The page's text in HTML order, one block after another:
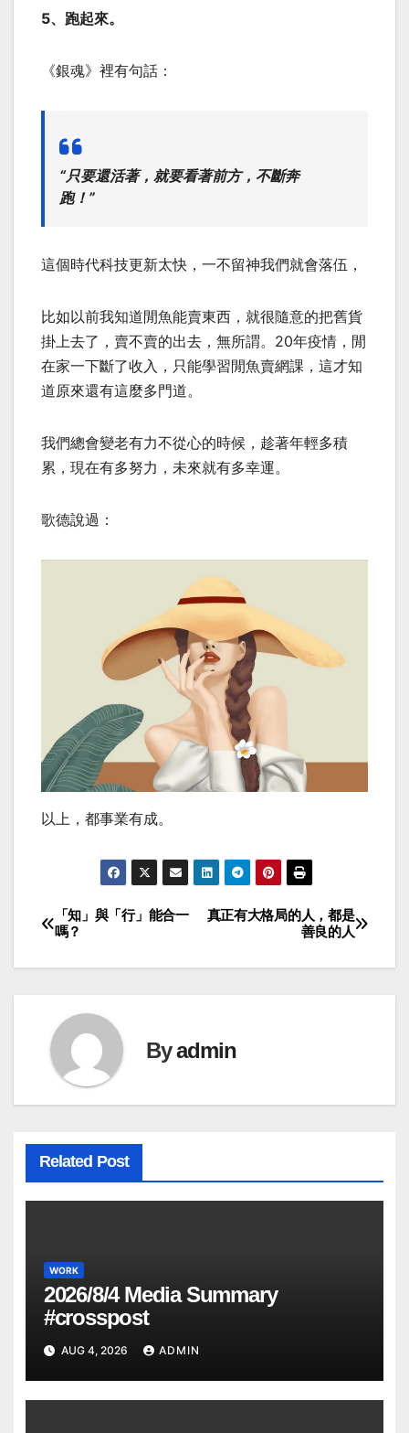
5、跑起來。
《銀魂》裡有句話：
“只要還活著，就要看著前方，不斷奔
跑！”
這個時代科技更新太快，一不留神我們就會落伍，
比如以前我知道閒魚能賣東西，就很隨意的把舊貨
掛上去了，賣不賣的出去，無所謂。20年疫情，閒
在家一下斷了收入，只能學習閒魚賣網課，這才知
道原來還有這麼多門道。
我們總會變老有力不從心的時候，趁著年輕多積
累，現在有多努力，未來就有多幸運。
歌德說過：
以上，都事業有成。
Post
navigation
真正有大格局的人，都是
善良的人
「知」與「行」能合一
嗎？
Byadmin
Related Post
WORK
2026/8/4 Media Summary
#crosspost
AUG 4, 2026 ADMIN